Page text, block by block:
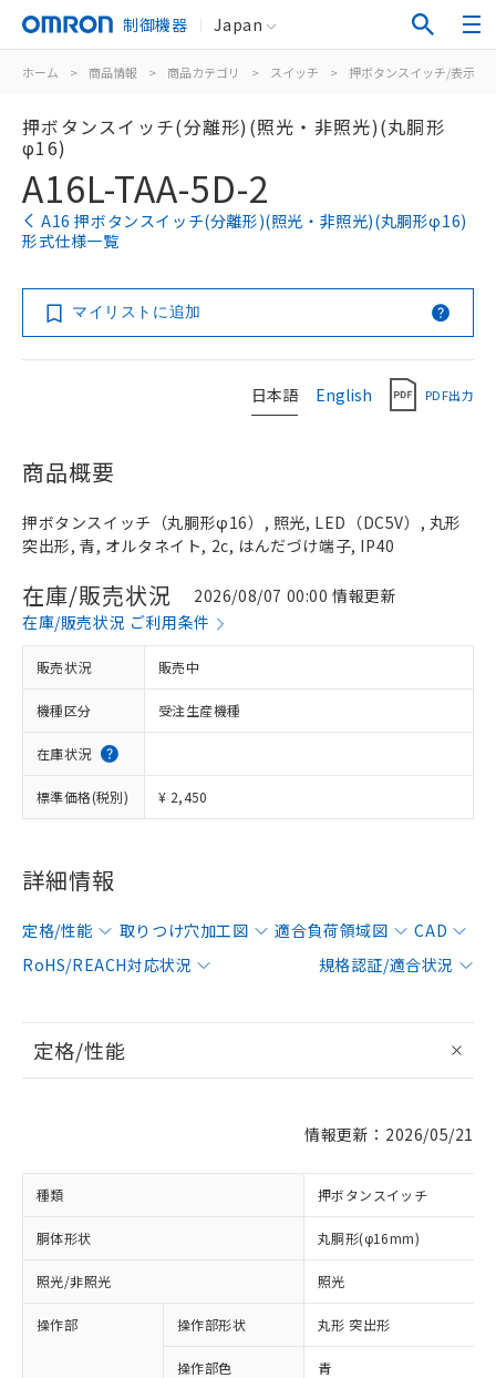
制御機器 Japan
ホーム > 商品情報 > 商品カテゴリ > スイッチ > 押ボタンスイッチ/表示灯
押ボタンスイッチ(分離形)(照光・非照光)(丸胴形
φ16)
A16L-TAA-5D-2
A16 押ボタンスイッチ(分離形)(照光・非照光)(丸胴形φ16)
形式仕様一覧
マイリストに追加
日本語 English PDF出力
商品概要
押ボタンスイッチ（丸胴形φ16）, 照光, LED（DC5V）, 丸形
突出形, 青, オルタネイト, 2c, はんだづけ端子, IP40
在庫/販売状況
2026/08/07 00:00 情報更新
在庫/販売状況 ご利用条件
販売状況 販売中
機種区分 受注生産機種
在庫状況
標準価格(税別) ¥ 2,450
詳細情報
定格/性能 取りつけ穴加工図 適合負荷領域図
CAD
RoHS/REACH対応状況
規格認証/適合状況
定格/性能
情報更新：2026/05/21
種類 押ボタンスイッチ
胴体形状 丸胴形(φ16mm)
照光/非照光 照光
操作部 操作部形状 丸形 突出形
操作部色 青